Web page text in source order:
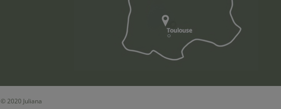
© 2020 Juliana